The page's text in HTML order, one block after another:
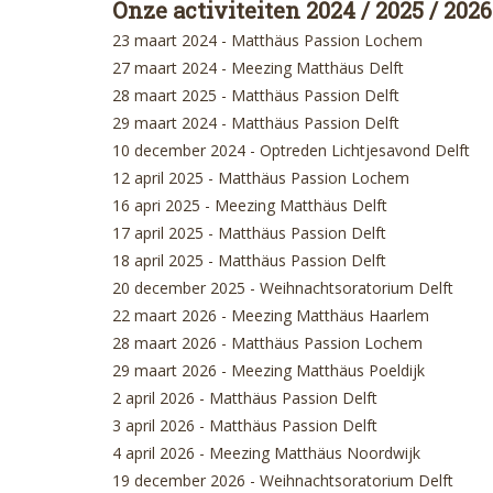
Onze activiteiten 2024 / 2025 /
23 maart 2024 - Matthäus Passion Lochem
27 maart 2024 - Meezing Matthäus Delft
28 maart 2025 - Matthäus Passion Delft
29 maart 2024 - Matthäus Passion Delft
10 december 2024 - Optreden Lichtjesavond Delft
12 april 2025 - Matthäus Passion Lochem
16 apri 2025 - Meezing Matthäus Delft
17 april 2025 - Matthäus Passion Delft
18 april 2025 - Matthäus Passion Delft
20 december 2025 - Weihnachtsoratorium Delft
22 maart 2026 - Meezing Matthäus Haarlem
28 maart 2026 - Matthäus Passion Lochem
29 maart 2026 - Meezing Matthäus Poeldijk
2 april 2026 - Matthäus Passion Delft
3 april 2026 - Matthäus Passion Delft
4 april 2026 - Meezing Matthäus Noordwijk
19 december 2026 - Weihnachtsoratorium Delft